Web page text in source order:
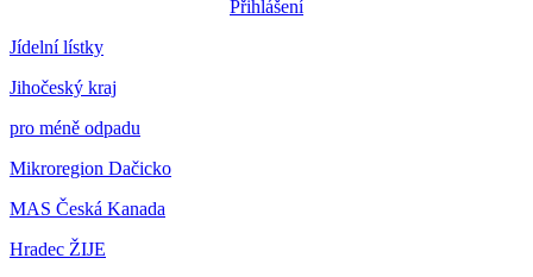
Přihlášení
Jídelní lístky
Jihočeský kraj
pro méně odpadu
Mikroregion Dačicko
MAS Česká Kanada
Hradec ŽIJE